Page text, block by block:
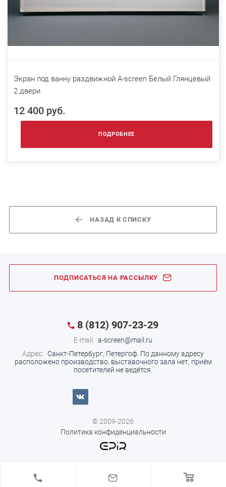
Экран под ванну раздвижной A-screen Белый Глянцевый
2 двери
12 400 руб.
ПОДРОБНЕЕ
НАЗАД К СПИСКУ
ПОДПИСАТЬСЯ НА РАССЫЛКУ
8 (812) 907-23-29
E-mail: a-screen@mail.ru
Адрес:
Санкт-Петербург, Петергоф. По данному адресу
расположено производство, выставочного зала нет, приём
посетителей не ведётся.
© 2009-2026
Политика конфиденциальности